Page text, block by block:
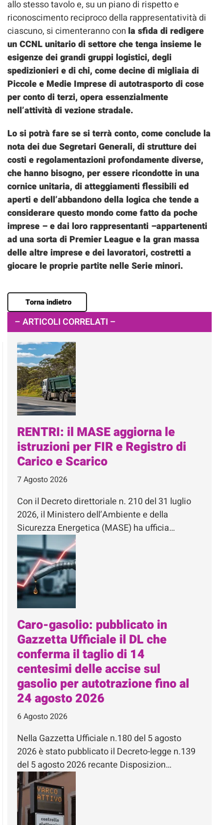
allo stesso tavolo e, su un piano di rispetto e
riconoscimento reciproco della rappresentatività di
ciascuno, si cimenteranno con la sfida di redigere
un CCNL unitario di settore che tenga insieme le
esigenze dei grandi gruppi logistici, degli
spedizionieri e di chi, come decine di migliaia di
Piccole e Medie Imprese di autotrasporto di cose
per conto di terzi, opera essenzialmente
nell’attività di vezione stradale.
Lo si potrà fare se si terrà conto, come conclude la
nota dei due Segretari Generali, di strutture dei
costi e regolamentazioni profondamente diverse,
che hanno bisogno, per essere ricondotte in una
cornice unitaria, di atteggiamenti flessibili ed
aperti e dell’abbandono della logica che tende a
considerare questo mondo come fatto da poche
imprese – e dai loro rappresentanti –appartenenti
ad una sorta di Premier League e la gran massa
delle altre imprese e dei lavoratori, costretti a
giocare le proprie partite nelle Serie minori.
Torna indietro
– ARTICOLI CORRELATI –
RENTRI: il MASE aggiorna le
istruzioni per FIR e Registro di
Carico e Scarico
7 Agosto 2026
Con il Decreto direttoriale n. 210 del 31 luglio
2026, il Ministero dell’Ambiente e della
Sicurezza Energetica (MASE) ha ufficia…
Caro-gasolio: pubblicato in
Gazzetta Ufficiale il DL che
conferma il taglio di 14
centesimi delle accise sul
gasolio per autotrazione fino al
24 agosto 2026
6 Agosto 2026
Nella Gazzetta Ufficiale n.180 del 5 agosto
2026 è stato pubblicato il Decreto-legge n.139
del 5 agosto 2026 recante Disposizion…